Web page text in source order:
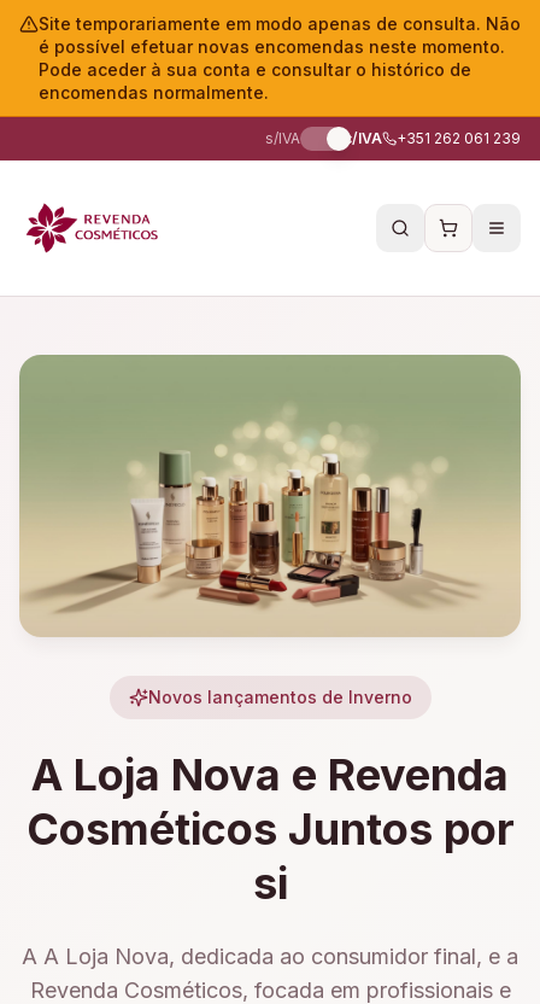
Site temporariamente em modo apenas de consulta. Não
é possível efetuar novas encomendas neste momento.
Pode aceder à sua conta e consultar o histórico de
encomendas normalmente.
s/IVA c/IVA +351 262 061 239
Novos lançamentos de Inverno
A Loja Nova e Revenda
Cosméticos Juntos por
si
A A Loja Nova, dedicada ao consumidor final, e a
Revenda Cosméticos, focada em profissionais e